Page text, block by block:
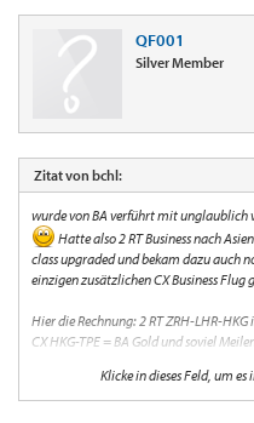
QF001
Silver Member
Zitat von bchl:
wurde von BA verführt mit unglaublich
Hatte also 2 RT Business nach
class upgraded und bekam dazu auch
einzigen zusätzlichen CX Business
Hier die Rechnung: 2 RT ZRH-LHR-
CX HKG-TPE = BA Gold und soviel
soll man da nein sagen? Auch wenn
Tagen Verspätung angekommen ist,
Klicke in dieses Feld, um